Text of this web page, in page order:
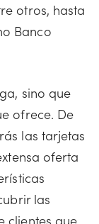
otros, hasta
Banco
sino que
ofrece. De
las tarjetas
oferta
las
clientes que